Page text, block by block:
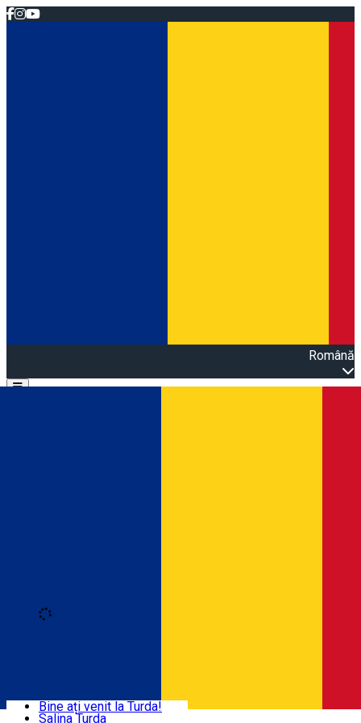
Română
Open main menu
Activități și experiențe
Bine ați venit la Turda!
Salina Turda